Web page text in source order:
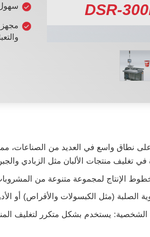
DSR- سهول
نطاق واسع في العديد من الصناعات،
في تغليف منتجات الألبان مثل الزبادي
الإنتاج لمجموعة متنوعة من
الصلبة (مثل الكبسولات والأقراص) أو
يستخدم بشكل متكرر لتغليف